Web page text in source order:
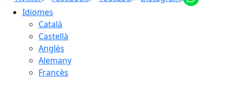
Idiomes
Català
Castellà
Anglès
Alemany
Francès